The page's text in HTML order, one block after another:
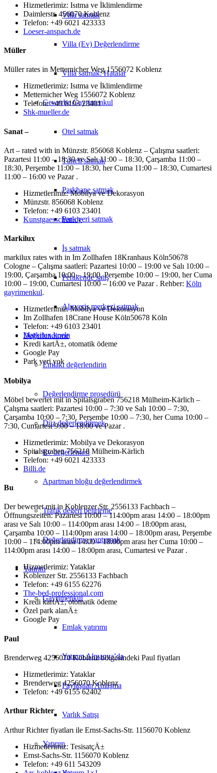
Villa satmak
Villa (Ev) Değerlendirme
Villa satmak: Hatalar
GewerbeGayrimenkul
Otel satmak
Tüneli satmak
Parkhane satmak
Park yeri satmak
İş satmak
Perakende satış
Alışveriş merkezi satmak
Değerlendirme
Emlakı değerlendirin
Değerlendirme prosedürü
Düz değerlendirmek
Ev değerlemesi
Apartman bloğu değerlendirmek
Trafik değeri belirleme
Değerlendirme yaptırmak
Yatırım
Gayrimenkul
Emlak yatırımı
Yatırım Almanya’da
Paylaşılan Anlaşma
Varlık Satışı
Yatırım
Hizmetlerimiz: Isıtma ve İklimlendirme
Daimlerstr. 456070 Koblenz
Telefon: +49 6021 423333
Loeser-anspach.de
Müller
Müller rates in Metternicher Weg 1556072 Koblenz
Hizmetlerimiz: Isıtma ve İklimlendirme
Metternicher Weg 1556072 Koblenz
Telefon: +49 6103 23401
Shk-mueller.de
Sanat –
Art – rated with in Münzstr. 856068 Koblenz – Çalışma saatleri:
Pazartesi 11:00 – 18:30 ve Salı 11:00 – 18:30, Çarşamba 11:00 –
18:30, Perşembe 11:00 – 18:30, her Cuma 11:00 – 18:30, Cumartesi
11:00 – 16:00 ve Pazar .
Hizmetlerimiz: Mobilya ve Dekorasyon
Münzstr. 856068 Koblenz
Telefon: +49 6103 23401
Kunstgaesschen.de
Markilux
markilux rates with in Im Zollhafen 18Kranhaus Köln50678
Cologne – Çalışma saatleri: Pazartesi 10:00 – 19:00 ve Salı 10:00 –
19:00, Çarşamba 10:00 – 19:00, Perşembe 10:00 – 19:00, her Cuma
10:00 – 19:00, Cumartesi 10:00 – 16:00 ve Pazar . Rehber: Köln
gayrimenkul.
Hizmetlerimiz: Mobilya ve Dekorasyon
Im Zollhafen 18Crane House Köln50678 Köln
Telefon: +49 6103 23401
Markilux.koeln
Kredi kartÄ±, otomatik ödeme
Google Pay
Park yeri yok
Mobilya
Möbel bewertet mit in Spitalsgraben 756218 Mülheim-Kärlich –
Çalışma saatleri: Pazartesi 10:00 – 7:30 ve Salı 10:00 – 7:30,
Çarşamba 10:00 – 7:30, Perşembe 10:00 – 7:30, her Cuma 10:00 –
7:30, Cumartesi 9:00 – 18:00 ve Pazar .
Hizmetlerimiz: Mobilya ve Dekorasyon
Spitalsgraben 756218 Mülheim-Kärlich
Telefon: +49 6021 423333
Billi.de
Bu
Der bewertet mit in Koblenzer Str. 2556133 Fachbach –
Öffnungszeiten: Pazartesi 10:00 – 114:00pm arası 14:00 – 18:00pm
arası ve Salı 10:00 – 114:00pm arası 14:00 – 18:00pm arası,
Çarşamba 10:00 – 114:00pm arası 14:00 – 18:00pm arası, Perşembe
10:00 – 114:00pm arası 14:00 – 18:00pm arası her Cuma 10:00 –
114:00pm arası 14:00 – 18:00pm arası, Cumartesi ve Pazar .
Hizmetlerimiz: Yataklar
Koblenzer Str. 2556133 Fachbach
Telefon: +49 6155 62276
The-bed-professional.com
Kredi kartÄ±, otomatik ödeme
Özel park alanÄ±
Google Pay
Paul
Brenderweg 4256070 Koblenz bölgesindeki Paul fiyatları
Hizmetlerimiz: Yataklar
Brenderweg 4256070 Koblenz
Telefon: +49 6155 62402
Arthur Richter
Arthur Richter fiyatları ile Ernst-Sachs-Str. 1156070 Koblenz
Hizmetlerimiz: TesisatçÄ±
Ernst-Sachs-Str. 1156070 Koblenz
Telefon: +49 611 543209